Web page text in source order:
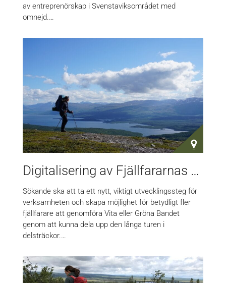
av entreprenörskap i Svenstaviksområdet med
omnejd.…
Digitalisering av Fjällfararnas Vita och Gröna band
Sökande ska att ta ett nytt, viktigt utvecklingssteg för
verksamheten och skapa möjlighet för betydligt fler
fjällfarare att genomföra Vita eller Gröna Bandet
genom att kunna dela upp den långa turen i
delsträckor.…